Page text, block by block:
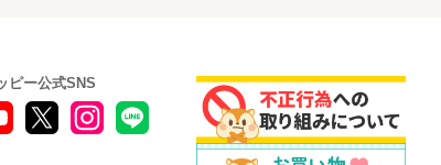
ピー公式SNS